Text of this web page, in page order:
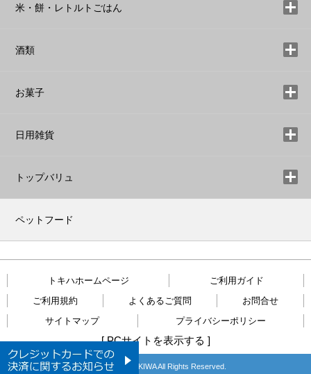
米・餅・レトルトごはん
酒類
お菓子
日用雑貨
トップバリュ
ペットフード
トキハホームページ
ご利用ガイド
ご利用規約
よくあるご質問
お問合せ
サイトマップ
プライバシーポリシー
[PCサイトを表示する ]
Copyright © TOKIWA All Rights Reserved.